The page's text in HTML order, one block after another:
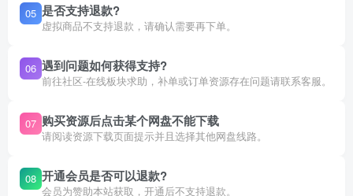
05 是否支持退款?
虚拟商品不支持退款，请确认需要再下单。
06 遇到问题如何获得支持?
前往社区-在线板块求助，补单或订单资源存在问题请联系客服。
07 购买资源后点击某个网盘不能下载
请阅读资源下载页面提示并且选择其他网盘线路。
08 开通会员是否可以退款?
会员为赞助本站获取，开通后不支持退款。